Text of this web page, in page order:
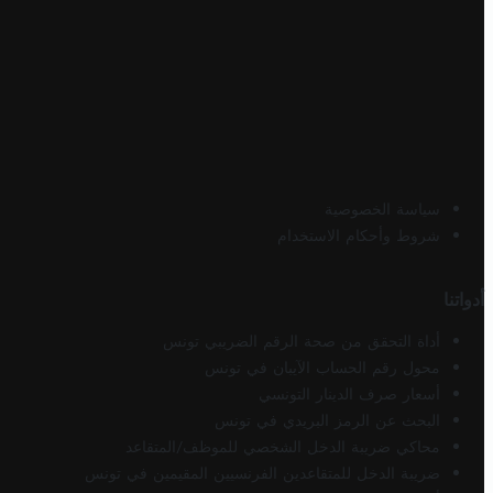
سياسة الخصوصية
شروط وأحكام الاستخدام
أدواتنا
أداة التحقق من صحة الرقم الضريبي تونس
محول رقم الحساب الآيبان في تونس
أسعار صرف الدينار التونسي
البحث عن الرمز البريدي في تونس
محاكي ضريبة الدخل الشخصي للموظف/المتقاعد
ضريبة الدخل للمتقاعدين الفرنسيين المقيمين في تونس